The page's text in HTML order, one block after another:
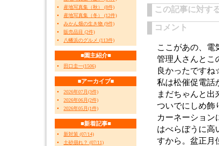
産地写真集（秋） (8件)
産地写真集（冬） (12件)
みかん畑の生き物 (9件)
販売品目 (2件)
八幡浜のグルメ (113件)
■園主紹介■
田口圭一(1506)
■アーカイブ■
2026年07月(3件)
2026年06月(2件)
2026年05月(1件)
■新着記事■
新対策 (07/14)
土砂崩れ？ (07/11)
この記事に対す
コメント
ここがあの、
管理人さんとこ
良かったです
私は松催促電話
まだちゃんと出
ついでにしめ飾
カーネーショ
はべらぼうに高
すから。盆正月